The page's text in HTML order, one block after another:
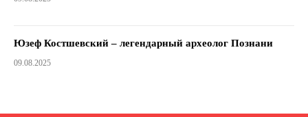
Юзеф Костшевский – легендарный археолог Познани
09.08.2025